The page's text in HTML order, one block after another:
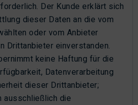
Der Kunde erklärt sich
dieser Daten an die vom
oder vom Anbieter
Drittanbieter einverstanden.
keine Haftung für die
Datenverarbeitung
dieser Drittanbieter;
ausschließlich die